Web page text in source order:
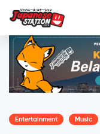
Entertainment Music